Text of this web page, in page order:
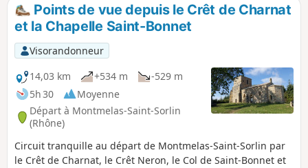
Points de vue depuis le Crêt de Charnat
et la Chapelle Saint-Bonnet
Visorandonneur
14,03 km
+534 m
-529 m
5h 30
Moyenne
Départ à Montmelas-Saint-Sorlin
(Rhône)
Circuit tranquille au départ de Montmelas-Saint-Sorlin par
le Crêt de Charnat, le Crêt Neron, le Col de Saint-Bonnet et